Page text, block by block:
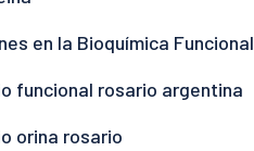
en la Bioquímica Funcional
funcional rosario argentina
orina rosario